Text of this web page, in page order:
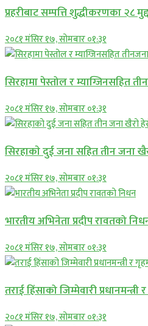
प्रहरीबाट सम्पत्ति शुद्धीकरणका २८
२०८१ मंसिर १७, सोमबार ०१:३१
सिरहामा पेस्तोल र म्याग्जिनसहित
२०८१ मंसिर १७, सोमबार ०१:३१
सिरहाकाे दुई जना सहित तीन जना
२०८१ मंसिर १७, सोमबार ०१:३१
भारतीय अभिनेता प्रदीप रावतको
२०८१ मंसिर १७, सोमबार ०१:३१
तराई हिंसाको जिम्मेवारी
२०८१ मंसिर १७, सोमबार ०१:३१